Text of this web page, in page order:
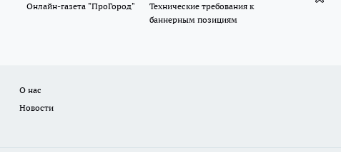
Онлайн-газета "ПроГород"
Технические требования к
баннерным позициям
О нас
Новости